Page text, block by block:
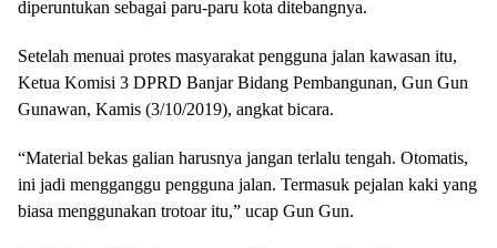
diperuntukan sebagai paru-paru kota ditebangnya.
Setelah menuai protes masyarakat pengguna jalan kawasan itu,
Ketua Komisi 3 DPRD Banjar Bidang Pembangunan, Gun Gun
Gunawan, Kamis (3/10/2019), angkat bicara.
“Material bekas galian harusnya jangan terlalu tengah. Otomatis,
ini jadi mengganggu pengguna jalan. Termasuk pejalan kaki yang
biasa menggunakan trotoar itu,” ucap Gun Gun.